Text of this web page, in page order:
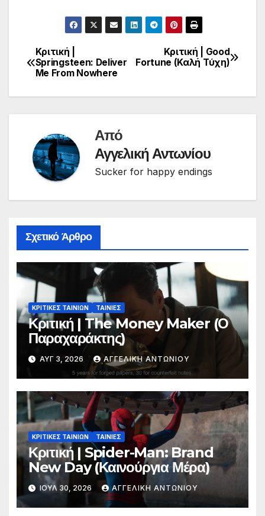
Πλοήγηση
άρθρων
Κριτική | Good
Fortune (Καλή Τύχη)
Κριτική |
Springsteen: Deliver
Me From Nowhere
Από
Αγγελική Αντωνίου
Sucker for happy endings
Σχετικό Άρθρο
ΚΡΙΤΙΚΕΣ ΤΑΙΝΙΩΝ ΤΑΙΝΙΕΣ
Κριτική | The Money Maker (Ο
Παραχαράκτης)
ΑΥΓ 3, 2026 ΑΓΓΕΛΙΚΉ ΑΝΤΩΝΊΟΥ
ΚΡΙΤΙΚΕΣ ΤΑΙΝΙΩΝ ΤΑΙΝΙΕΣ
Κριτική | Spider-Man: Brand
New Day (Καινούργια Μέρα)
ΙΟΎΛ 30, 2026 ΑΓΓΕΛΙΚΉ ΑΝΤΩΝΊΟΥ